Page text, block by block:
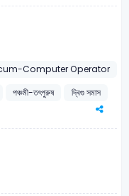
Computer Operator
পঞ্চমী-তৎপুরুষ
দ্বিগু সমাস